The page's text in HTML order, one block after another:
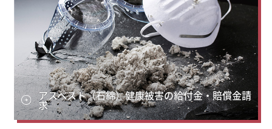
アスベスト（石綿）健康被害の給付金・賠償金請
求